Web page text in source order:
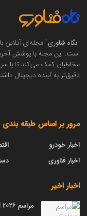
"نگاه فناوری" مجله‌ای آنلاین
است. این مجله با پوشش
مخاطبان کمک می‌کند تا با
دقیق‌تر به آینده دیجیتال
مرور بر اساس طبقه بندی
اخبار خودرو
اخبار فناوری
اخبار اخیر
مراسم Galaxy Unpacked 2026